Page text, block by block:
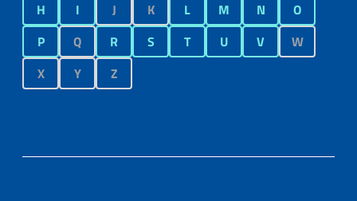
H
I J K L M N
O
P
Q R S T U V
W
X
Y Z